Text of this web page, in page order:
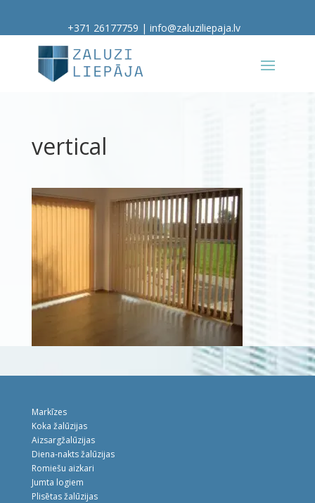
+371 26177759 | info@zaluziliepaja.lv
vertical
Markīzes
Koka žalūzijas
Aizsargžalūzijas
Diena-nakts žalūzijas
Romiešu aizkari
Jumta logiem
Plisētas žalūzijas